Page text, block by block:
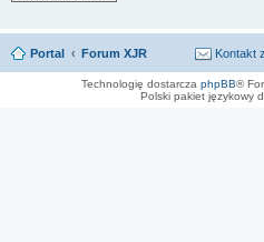
Portal Forum XJR Kontakt
Technologię dostarcza phpBB®
Polski pakiet językowy